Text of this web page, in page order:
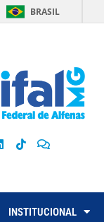
BRASIL
INSTITUCIONAL